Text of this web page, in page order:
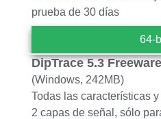
prueba de 30 días
64-
DipTrace 5.3 Freeware
(Windows, 242MB)
Todas las características
2 capas de señal, sólo